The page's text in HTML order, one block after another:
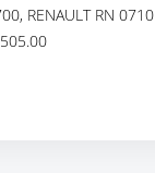
RENAULT RN 0710